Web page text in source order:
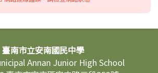
臺南市立安南國民中學
Annan Junior High School